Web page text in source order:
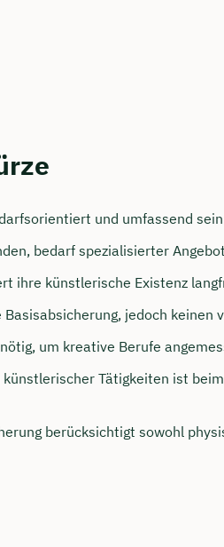
und umfassend
bedarf spezialisierter
ihre künstlerische Existenz
jedoch keinen
um kreative Berufe
Tätigkeiten ist
berücksichtigt sowohl
Tobias
von 8 bis 18 Uhr